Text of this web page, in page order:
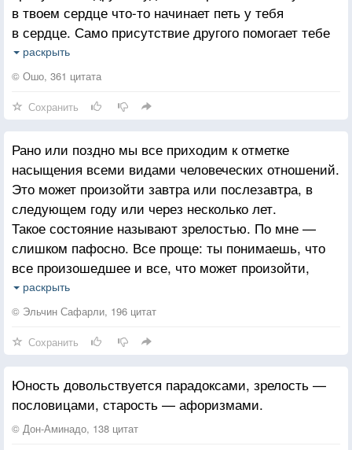
в твоем сердце что-то начинает петь у тебя
в сердце. Само присутствие другого помогает тебе
быть более собранным, ты становишься более
индивидуальным, более центрированным, более
не страсть, не эмоция. Любовь это очень глубокое
понимание того, что кто-то завершает тебя. Кто-то
делает тебя замкнутым кругом. Присутствие другого
увеличивает твое присутствие. Любовь дает тебе
свободу быть собой.
раскрыть
© Ошо, 361 цитата
Сохранить
Рано или поздно мы все приходим к отметке
насыщения всеми видами человеческих отношений.
Это может произойти завтра или послезавтра, в
следующем году или через несколько лет.
Такое состояние называют зрелостью. По мне —
слишком пафосно. Все проще: ты понимаешь, что
все произошедшее и все, что может произойти,
больше не проникнет так глубоко в тебя. Не из-за
наращенной брони. Просто в тебе так много всех
И тогда ты проходишь мимо них, да, заполненный
по горло и израненный до дна, но сильный в
собственном богатстве.
раскрыть
© Эльчин Сафарли, 196 цитат
Сохранить
Юность довольствуется парадоксами, зрелость —
пословицами, старость — афоризмами.
© Дон-Аминадо, 138 цитат